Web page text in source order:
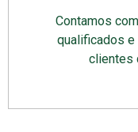
Contamos
qualificados
clientes